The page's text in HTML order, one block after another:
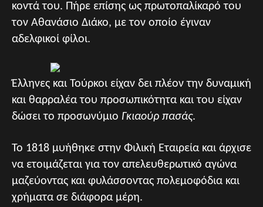
κοντά του. Πήρε επίσης ως πρωτοπαλίκαρό του
τον Αθανάσιο Διάκο, με τον οποίο έγιναν
αδελφικοί φίλοι.
Έλληνες και Τούρκοι είχαν δει πλέον την δυναμική
και θαρραλέα του προσωπικότητα και του είχαν
δώσει το προσωνύμιο Γκιαούρ πασάς.
Το 1818 μυήθηκε στην Φιλική Εταιρεία και άρχισε
να ετοιμάζεται για τον απελευθερωτικό αγώνα
μαζεύοντας και φυλάσσοντας πολεμοφόδια και
χρήματα σε διάφορα μέρη.